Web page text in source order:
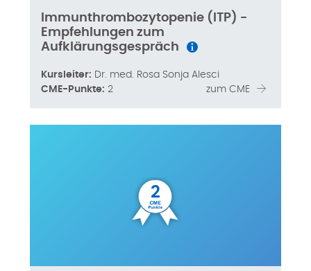
Immunthrombozytopenie (ITP) -
Empfehlungen zum
Aufklärungsgespräch
Kursleiter: Dr. med. Rosa Sonja Alesci
CME-Punkte: 2 zum CME
2